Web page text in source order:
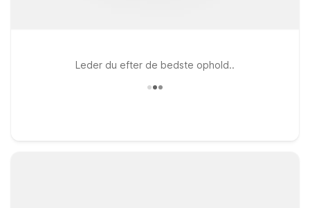
Leder du efter de bedste ophold..